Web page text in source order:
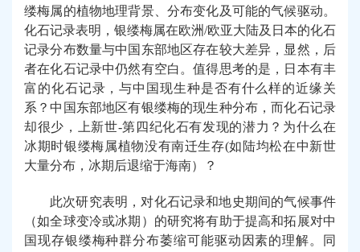
缕梅属的植物地理背景、分布变化及可能的气候驱动。
化石记录表明，银缕梅属在欧洲/欧亚大陆及日本的化石
记录分布数量与中国东部地区存在较大差异，显然，后
者在化石记录中仍然有空白。值得思考的是，日本有丰
富的化石记录，与中国现生种是否有什么样的近缘关
系？中国东部地区有银缕梅的现生种分布，而化石记录
却很少，上新世-第四纪化石有发现的潜力？为什么在
冰期时银缕梅属植物没有南迁生存(如陆均松在中新世
大量分布，冰期后退缩于海南）？
此次研究表明， 对化石记录和地史期间的气候事件
（如全球变冷或冰期）的研究将有助于提高和拓展对中
国现存银缕梅种群分布萎缩可能驱动因素的理解。同